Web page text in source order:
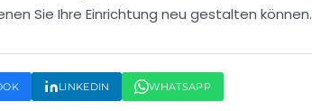
Sie Ihre Einrichtung neu gestalten können.
LINKEDIN WHATSAPP